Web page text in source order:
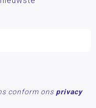
conform ons privacy